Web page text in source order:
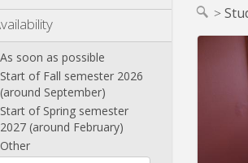
As soon as possible
Start of Fall semester 2026
(around September)
Start of Spring semester
2027 (around February)
Other